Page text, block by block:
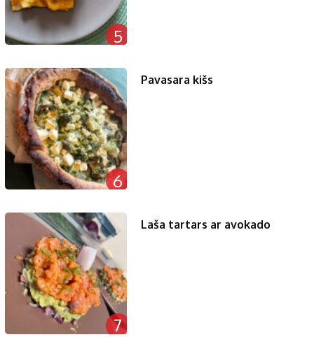
5
6
Pavasara kišs
7
Laša tartars ar avokado